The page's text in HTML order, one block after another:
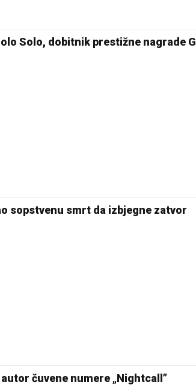
Solo, dobitnik prestižne nagrade
sopstvenu smrt da izbjegne zatvor
čuvene numere „Nightcall”